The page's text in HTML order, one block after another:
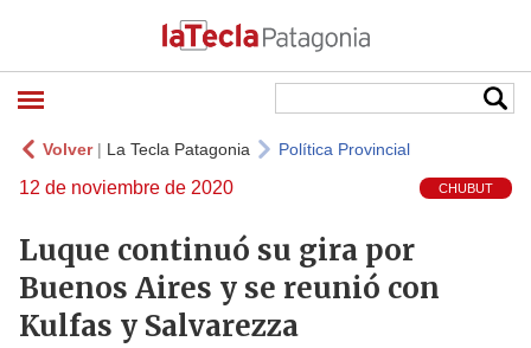
Volver| La Tecla Patagonia Política Provincial
12 de noviembre de 2020 CHUBUT
Luque continuó su gira por
Buenos Aires y se reunió con
Kulfas y Salvarezza